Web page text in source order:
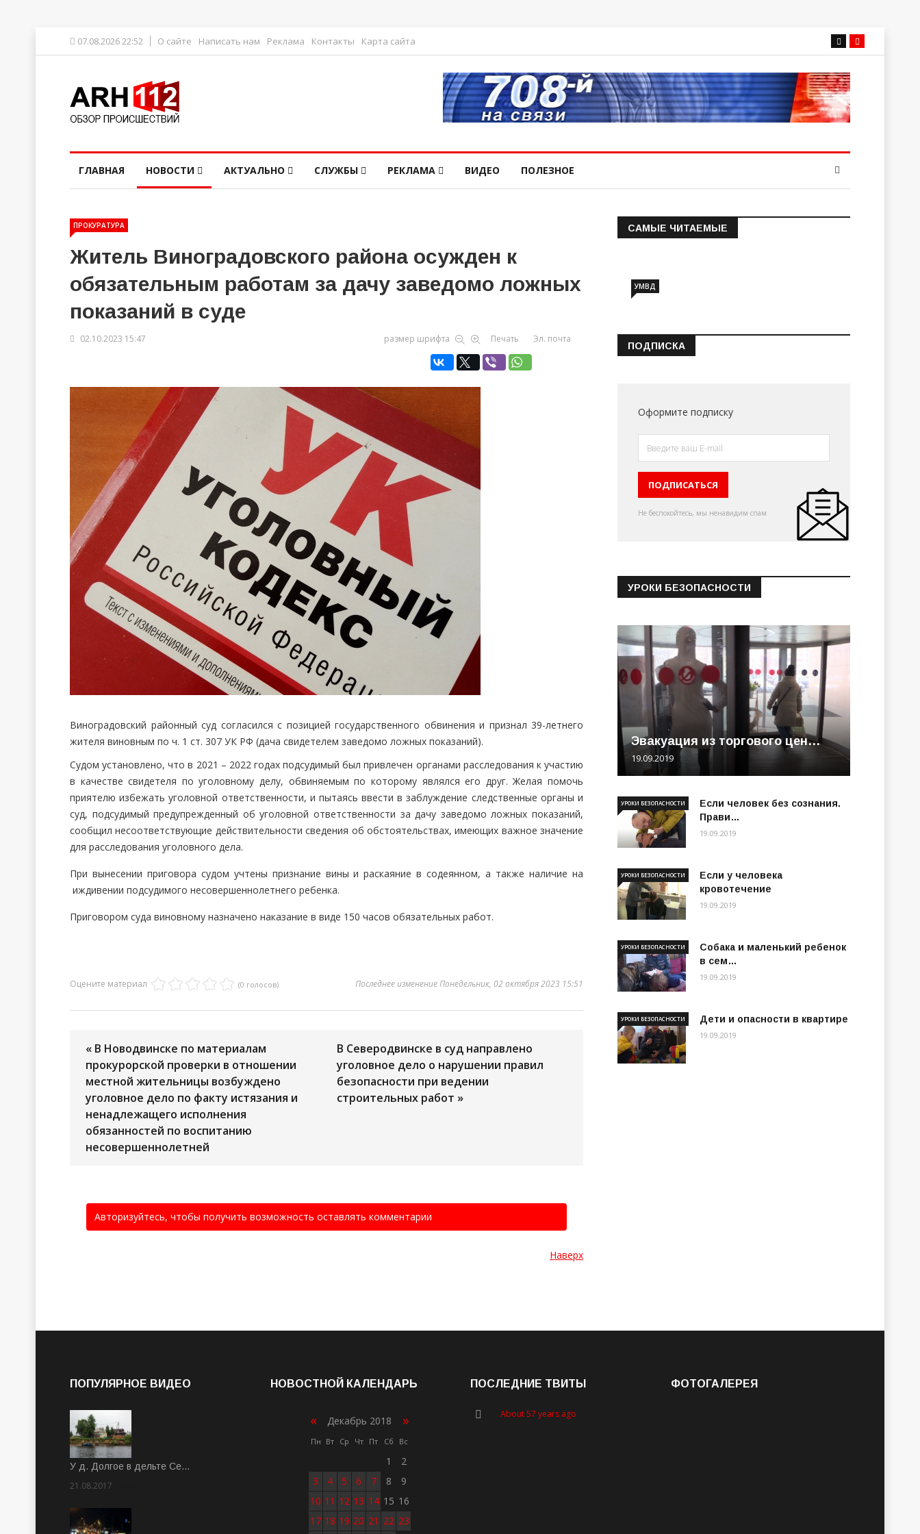
07.08.2026 22:52 О сайте Написать нам Реклама Контакты Карта сайта
ГЛАВНАЯ НОВОСТИ АКТУАЛЬНО СЛУЖБЫ РЕКЛАМА ВИДЕО ПОЛЕЗНОЕ
ПРОКУРАТУРА
Житель Виноградовского района осужден к
обязательным работам за дачу заведомо ложных
показаний в суде
02.10.2023 15:47 размер шрифта Печать Эл. почта
Виноградовский районный суд согласился с позицией государственного обвинения и признал 39-летнего
жителя виновным по ч. 1 ст. 307 УК РФ (дача свидетелем заведомо ложных показаний).
Судом установлено, что в 2021 – 2022 годах подсудимый был привлечен органами расследования к участию
в качестве свидетеля по уголовному делу, обвиняемым по которому являлся его друг. Желая помочь
приятелю избежать уголовной ответственности, и пытаясь ввести в заблуждение следственные органы и
суд, подсудимый предупрежденный об уголовной ответственности за дачу заведомо ложных показаний,
сообщил несоответствующие действительности сведения об обстоятельствах, имеющих важное значение
для расследования уголовного дела.
При вынесении приговора судом учтены признание вины и раскаяние в содеянном, а также наличие на
иждивении подсудимого несовершеннолетнего ребенка.
Приговором суда виновному назначено наказание в виде 150 часов обязательных работ.
Оцените материал (0 голосов) Последнее изменение Понедельник, 02 октября 2023 15:51
« В Новодвинске по материалам
прокурорской проверки в отношении
местной жительницы возбуждено
уголовное дело по факту истязания и
ненадлежащего исполнения
обязанностей по воспитанию
несовершеннолетней
В Северодвинске в суд направлено
уголовное дело о нарушении правил
безопасности при ведении
строительных работ »
Авторизуйтесь, чтобы получить возможность оставлять комментарии
Наверх
САМЫЕ ЧИТАЕМЫЕ
Информация о состоянии
УМВД
ПОДПИСКА
Оформите подписку
Не беспокойтесь, мы ненавидим спам
УРОКИ БЕЗОПАСНОСТИ
Эвакуация из торгового цен…
19.09.2019
Если человек без сознания.
Прави…
УРОКИ БЕЗОПАСНОСТИ
19.09.2019
Если у человека
кровотечение
УРОКИ БЕЗОПАСНОСТИ
19.09.2019
Собака и маленький ребенок
в сем…
УРОКИ БЕЗОПАСНОСТИ
19.09.2019
Дети и опасности в квартире
УРОКИ БЕЗОПАСНОСТИ
19.09.2019
ПОПУЛЯРНОЕ ВИДЕО
У д. Долгое в дельте Се…
21.08.2017
НОВОСТНОЙ КАЛЕНДАРЬ
« Декабрь 2018 »
Пн Вт Ср Чт Пт Сб Вс
1
2
3
4 5 6 7 8
9
10 11 12 13 14 15 16
17 18 19 20 21 22 23
ПОСЛЕДНИЕ ТВИТЫ
About 57 years ago
ФОТОГАЛЕРЕЯ